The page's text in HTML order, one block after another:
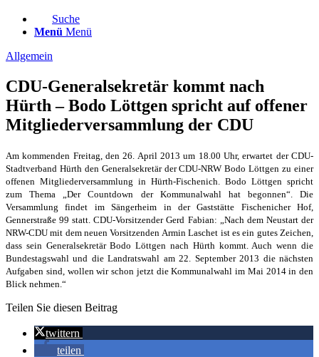
Suche
Menü Menü
Allgemein
CDU-Generalsekretär kommt nach
Hürth – Bodo Löttgen spricht auf offener
Mitgliederversammlung der CDU
Am kommenden Freitag, den 26. April 2013 um 18.00 Uhr, erwartet der CDU-
Stadtverband Hürth den Generalsekretär der CDU-NRW Bodo Löttgen zu einer
offenen Mitgliederversammlung in Hürth-Fischenich. Bodo Löttgen spricht
zum Thema „Der Countdown der Kommunalwahl hat begonnen“. Die
Versammlung findet im Sängerheim in der Gaststätte Fischenicher Hof,
Gennerstraße 99 statt. CDU-Vorsitzender Gerd Fabian: „Nach dem Neustart der
NRW-CDU mit dem neuen Vorsitzenden Armin Laschet ist es ein gutes Zeichen,
dass sein Generalsekretär Bodo Löttgen nach Hürth kommt. Auch wenn die
Bundestagswahl und die Landratswahl am 22. September 2013 die nächsten
Aufgaben sind, wollen wir schon jetzt die Kommunalwahl im Mai 2014 in den
Blick nehmen.“
Teilen Sie diesen Beitrag
twittern
teilen